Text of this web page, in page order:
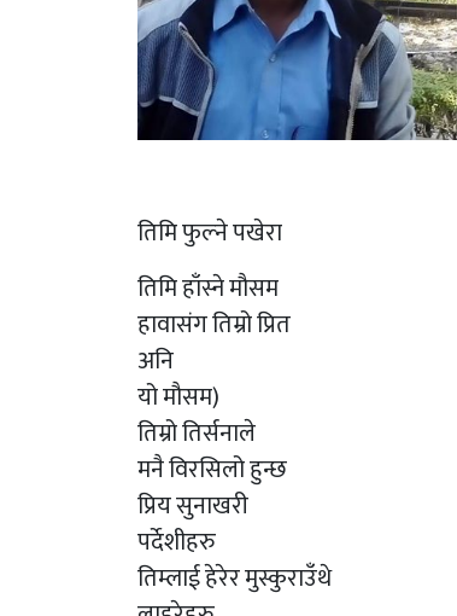
तिमि फुल्ने पखेरा
तिमि हाँस्ने मौसम
हावासंग तिम्रो प्रित
अनि
यो मौसम)
तिम्रो तिर्सनाले
मनै विरसिलो हुन्छ
प्रिय सुनाखरी
पर्देशीहरु
तिम्लाई हेरेर मुस्कुराउँथे